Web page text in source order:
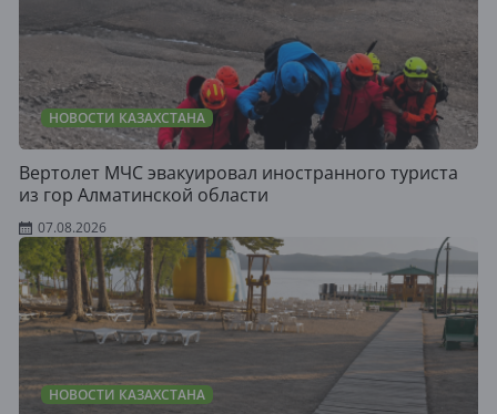
НОВОСТИ КАЗАХСТАНА
Вертолет МЧС эвакуировал иностранного туриста
из гор Алматинской области
07.08.2026
НОВОСТИ КАЗАХСТАНА